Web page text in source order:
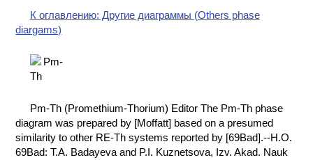
ВРЕДНЫЕ
ФАКТОРЫ
ХИМИЯ НА
ПРОИЗВОДСТВЕ
К оглавлению: Другие диаграммы (Others phase
diargams)
Pm-Th (Promethium-Thorium) Editor The Pm-Th phase
diagram was prepared by [Moffatt] based on a presumed
similarity to other RE-Th systems reported by [69Bad].--H.O.
69Bad: T.A. Badayeva and P.I. Kuznetsova, Izv. Akad. Nauk